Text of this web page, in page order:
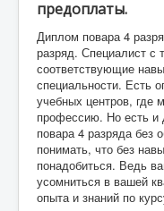
предоплаты.
Диплом повара 4
разряд. Специалист с
соответствующие
специальности. Есть
учебных центров, где
профессию. Но есть и
повара 4 разряда
понимать, что без
понадобиться. Ведь
усомниться в вашей
опыта и знаний по